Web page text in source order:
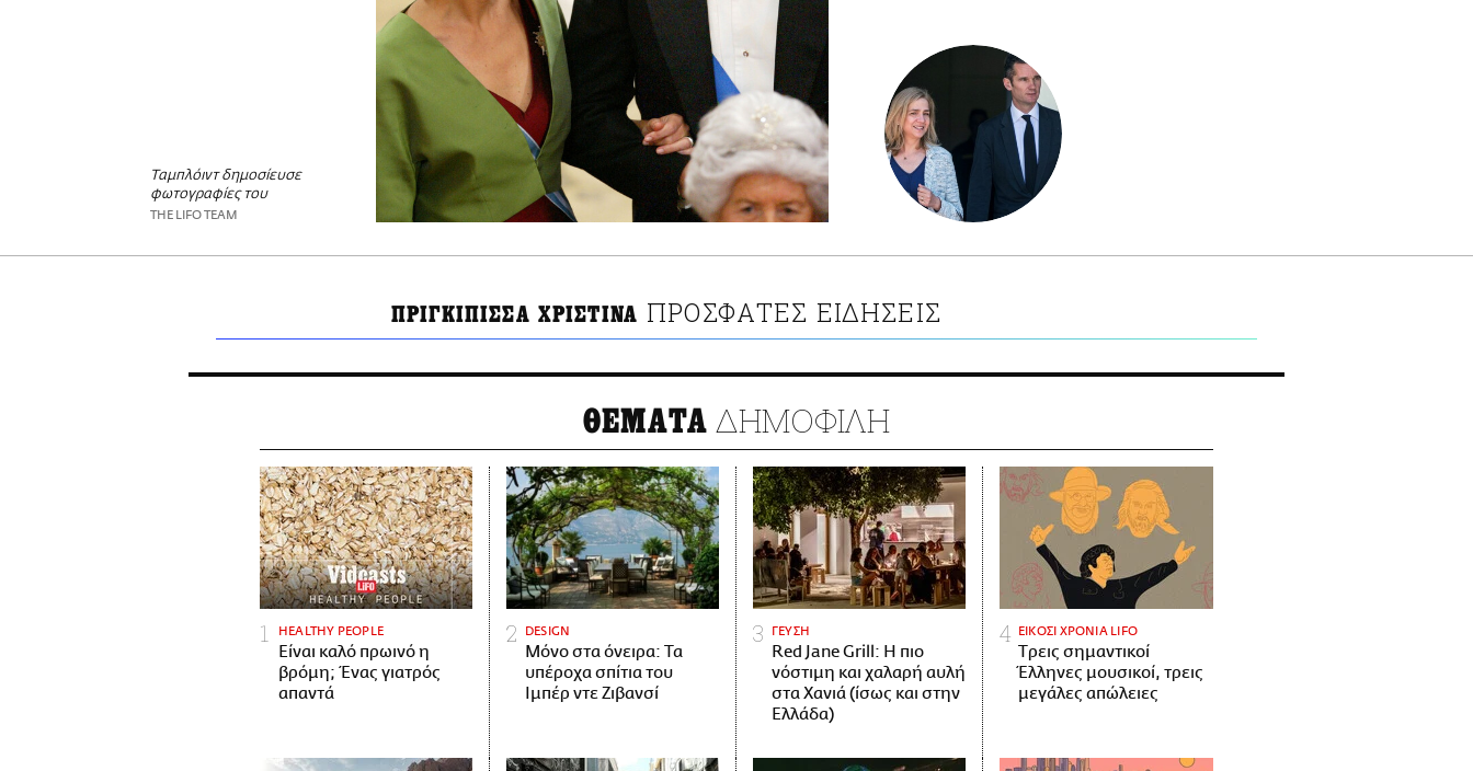
Ταμπλόιντ δημοσίευσε
φωτογραφίες του
THE LIFO TEAM
ΠΡΙΓΚΙΠΙΣΣΑ ΧΡΙΣΤΙΝΑ ΠΡΟΣΦΑΤΕΣ ΕΙΔΗΣΕΙΣ
ΘΕΜΑΤΑ ΔΗΜΟΦΙΛΗ
HEALTHY PEOPLE
Είναι καλό πρωινό η
βρόμη; Ένας γιατρός
απαντά
DESIGN
Μόνο στα όνειρα: Τα
υπέροχα σπίτια του
Ιμπέρ ντε Ζιβανσί
ΓΕΥΣΗ
Red Jane Grill: Η πιο
νόστιμη και χαλαρή αυλή
στα Χανιά (ίσως και στην
Ελλάδα)
ΕΙΚΟΣΙ ΧΡΟΝΙΑ LIFO
Tρεις σημαντικοί
Έλληνες μουσικοί, τρεις
μεγάλες απώλειες